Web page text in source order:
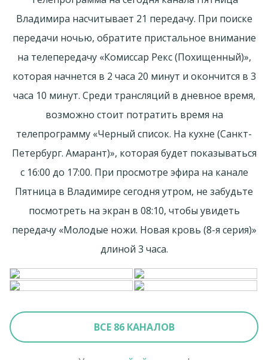
Владимира насчитывает 21 передачу. При поиске
передачи ночью, обратите пристальное внимание
на телепередачу «Комиссар Рекс (Похищенный)»,
которая начнется в 2 часа 20 минут и окончится в 3
часа 10 минут. Среди трансляций в дневное время,
возможно стоит потратить время на
телепрограмму «Черный список. На кухне (Санкт-
Петербург. Амарант)», которая будет показываться
с 16:00 до 17:00. При просмотре эфира на канале
Пятница в Владимире сегодня утром, не забудьте
посмотреть на экран в 08:10, чтобы увидеть
передачу «Молодые ножи. Hовая кpовь (8-я серия)»
длиной 3 часа.
ВСЕ 86 КАНАЛОВ